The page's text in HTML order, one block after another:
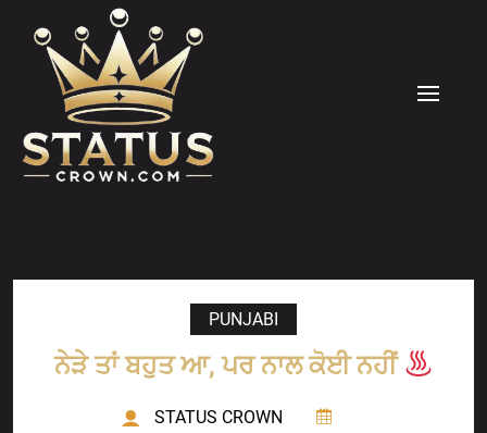
content
MENU
PUNJABI
ਨੇੜੇ ਤਾਂ ਬਹੁਤ ਆ, ਪਰ ਨਾਲ ਕੋਈ ਨਹੀਂ
STATUS CROWN